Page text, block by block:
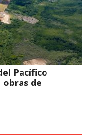
Pacífico
obras de